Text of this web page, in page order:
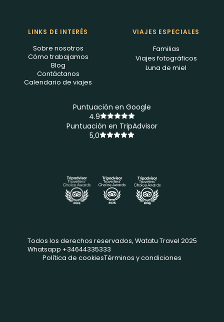
LINKS DE INTERÉS
Sobre nosotros
Cómo trabajamos
Blog
Contáctanos
Calendario de viajes
VIAJES ESPECIALES
Familias
Viajes fotográficos
Luna de miel
Puntuación en Google
4.9
Puntuación en TripAdvisor
5,0
Todos los derechos reservados, Watatu Travel 2025
Whatsapp +34644335333
Política de cookiesTérminos y condiciones